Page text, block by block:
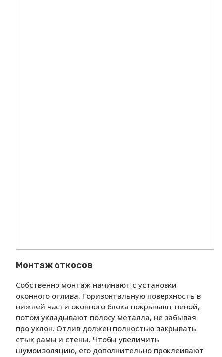
Монтаж откосов
Собственно монтаж начинают с установки
оконного отлива. Горизонтальную поверхность в
нижней части оконного блока покрывают пеной,
потом укладывают полосу металла, не забывая
про уклон. Отлив должен полностью закрывать
стык рамы и стены. Чтобы увеличить
шумоизоляцию, его дополнительно проклеивают